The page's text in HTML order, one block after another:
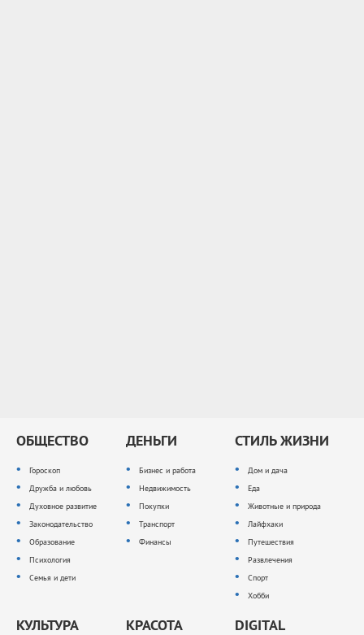
ОБЩЕСТВО
Гороскоп
Дружба и любовь
Духовное развитие
Законодательство
Образование
Психология
Семья и дети
ДЕНЬГИ
Бизнес и работа
Недвижимость
Покупки
Транспорт
Финансы
СТИЛЬ ЖИЗНИ
Дом и дача
Еда
Животные и природа
Лайфхаки
Путешествия
Развлечения
Спорт
Хобби
КУЛЬТУРА КРАСОТА DIGITAL